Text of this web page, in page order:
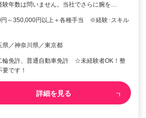
験年数は問いません。当社でさらに腕を…
円～350,000円以上＋各種手当 ※経験･スキル
県／神奈川県／東京都
輪免許、普通自動車免許 ☆未経験者OK！整
です！
詳細を見る